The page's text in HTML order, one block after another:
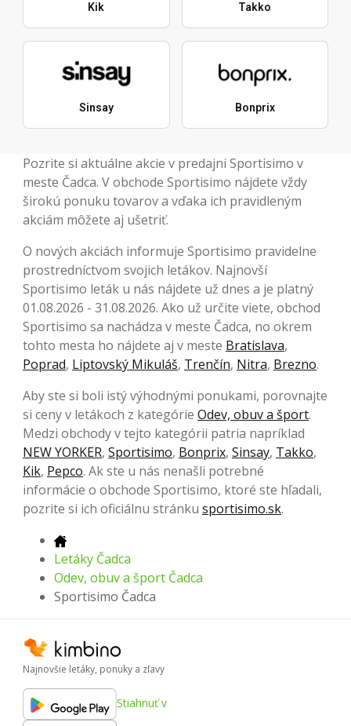
Kik Takko
Sinsay Bonprix
Pozrite si aktuálne akcie v predajni Sportisimo v
meste Čadca. V obchode Sportisimo nájdete vždy
širokú ponuku tovarov a vďaka ich pravidleným
akciám môžete aj ušetriť.
O nových akciách informuje Sportisimo pravidelne
prostredníctvom svojich letákov. Najnovší
Sportisimo leták u nás nájdete už dnes a je platný
01.08.2026 - 31.08.2026. Ako už určite viete, obchod
Sportisimo sa nachádza v meste Čadca, no okrem
tohto mesta ho nájdete aj v meste Bratislava,
Poprad, Liptovský Mikuláš, Trenčín, Nitra, Brezno.
Aby ste si boli istý výhodnými ponukami, porovnajte
si ceny v letákoch z kategórie Odev, obuv a šport.
Medzi obchody v tejto kategórii patria napríklad
NEW YORKER, Sportisimo, Bonprix, Sinsay, Takko,
Kik, Pepco. Ak ste u nás nenašli potrebné
informácie o obchode Sportisimo, ktoré ste hľadali,
pozrite si ich oficiálnu stránku sportisimo.sk.
Letáky Čadca
Odev, obuv a šport Čadca
Sportisimo Čadca
Najnovšie letáky, ponuky a zľavy
Stiahnuť v